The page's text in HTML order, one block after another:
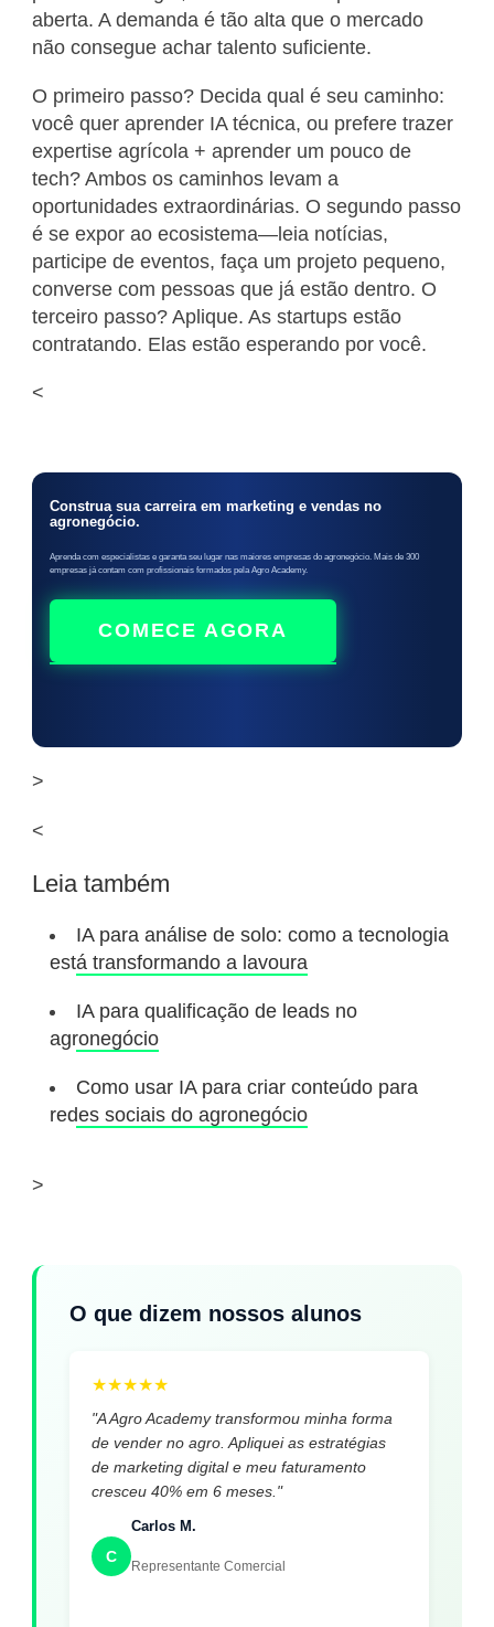
aberta. A demanda é tão alta que o mercado
não consegue achar talento suficiente.
O primeiro passo? Decida qual é seu caminho:
você quer aprender IA técnica, ou prefere trazer
expertise agrícola + aprender um pouco de
tech? Ambos os caminhos levam a
oportunidades extraordinárias. O segundo passo
é se expor ao ecosistema—leia notícias,
participe de eventos, faça um projeto pequeno,
converse com pessoas que já estão dentro. O
terceiro passo? Aplique. As startups estão
contratando. Elas estão esperando por você.
<
Construa sua carreira em marketing e vendas no
agronegócio.
Aprenda com especialistas e garanta seu lugar nas maiores empresas do agronegócio. Mais de 300
empresas já contam com profissionais formados pela Agro Academy.
COMECE AGORA
>
<
Leia também
IA para análise de solo: como a tecnologia
está transformando a lavoura
IA para qualificação de leads no
agronegócio
Como usar IA para criar conteúdo para
redes sociais do agronegócio
>
O que dizem nossos alunos
★★★★★
"A Agro Academy transformou minha forma
de vender no agro. Apliquei as estratégias
de marketing digital e meu faturamento
cresceu 40% em 6 meses."
C
Carlos M.
Representante Comercial